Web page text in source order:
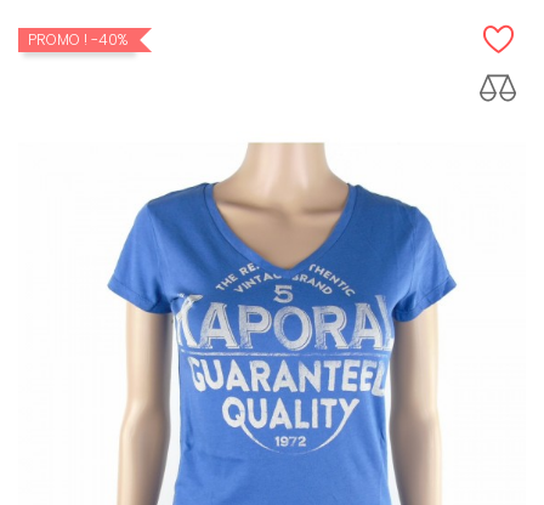
PROMO ! -40%